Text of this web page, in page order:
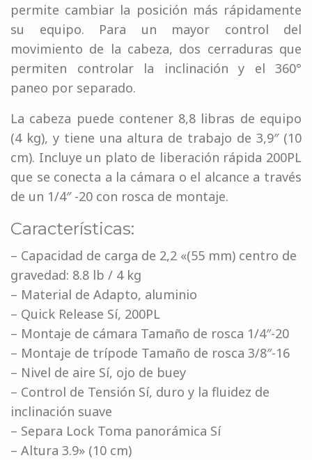
permite cambiar la posición más rápidamente
su equipo. Para un mayor control del
movimiento de la cabeza, dos cerraduras que
permiten controlar la inclinación y el 360°
paneo por separado.
La cabeza puede contener 8,8 libras de equipo
(4 kg), y tiene una altura de trabajo de 3,9″ (10
cm). Incluye un plato de liberación rápida 200PL
que se conecta a la cámara o el alcance a través
de un 1/4″ -20 con rosca de montaje.
Características:
– Capacidad de carga de 2,2 «(55 mm) centro de
gravedad: 8.8 lb / 4 kg
– Material de Adapto, aluminio
– Quick Release Sí, 200PL
– Montaje de cámara Tamaño de rosca 1/4″-20
– Montaje de trípode Tamaño de rosca 3/8″-16
– Nivel de aire Sí, ojo de buey
– Control de Tensión Sí, duro y la fluidez de
inclinación suave
– Separa Lock Toma panorámica Sí
– Altura 3.9» (10 cm)